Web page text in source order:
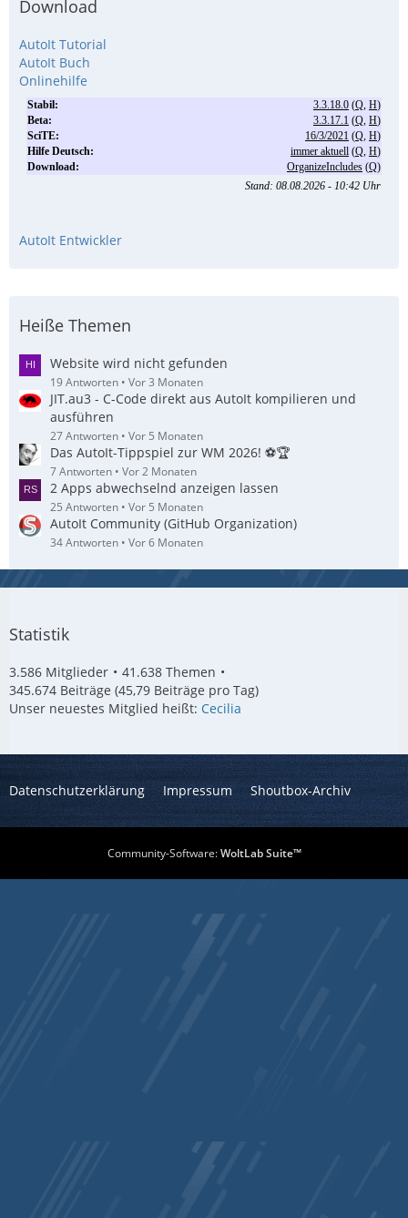
Download
AutoIt Tutorial
AutoIt Buch
Onlinehilfe
AutoIt Entwickler
Heiße Themen
Website wird nicht gefunden
19 Antworten Vor 3 Monaten
JIT.au3 - C-Code direkt aus AutoIt kompilieren und
ausführen
27 Antworten Vor 5 Monaten
Das AutoIt-Tippspiel zur WM 2026! ⚽🏆
7 Antworten Vor 2 Monaten
2 Apps abwechselnd anzeigen lassen
25 Antworten Vor 5 Monaten
AutoIt Community (GitHub Organization)
34 Antworten Vor 6 Monaten
Statistik
3.586 Mitglieder
41.638 Themen
345.674 Beiträge (45,79 Beiträge pro Tag)
Unser neuestes Mitglied heißt: Cecilia
Datenschutzerklärung Impressum Shoutbox-Archiv
Community-Software:WoltLab Suite™